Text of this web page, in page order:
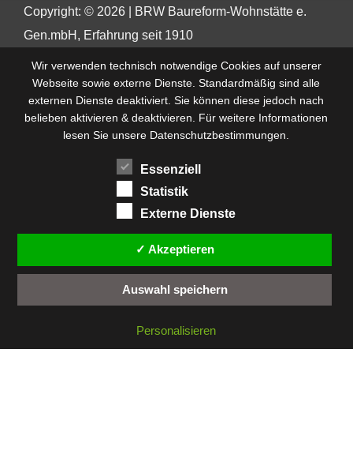
Copyright: © 2026 | BRW Baureform-Wohnstätte e.
Gen.mbH, Erfahrung seit 1910
Wir verwenden technisch notwendige Cookies auf unserer
Webseite sowie externe Dienste. Standardmäßig sind alle
externen Dienste deaktiviert. Sie können diese jedoch nach
belieben aktivieren & deaktivieren. Für weitere Informationen
lesen Sie unsere Datenschutzbestimmungen.
Essenziell
Statistik
Externe Dienste
✓ Akzeptieren
Auswahl speichern
Personalisieren